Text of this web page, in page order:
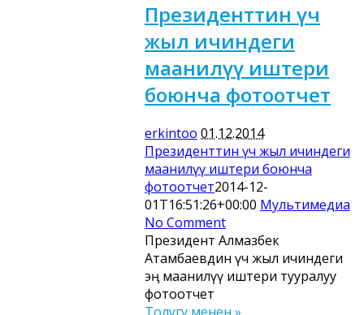
Президенттин үч
жыл ичиндеги
маанилүү иштери
боюнча фотоотчет
erkintoo 01.12.2014
Президенттин үч жыл ичиндеги
маанилүү иштери боюнча
фотоотчет2014-12-
01T16:51:26+00:00 Мультимедиа
No Comment
Президент Алмазбек
Атамбаевдин үч жыл ичиндеги
эң маанилүү иштери тууралуу
фотоотчет